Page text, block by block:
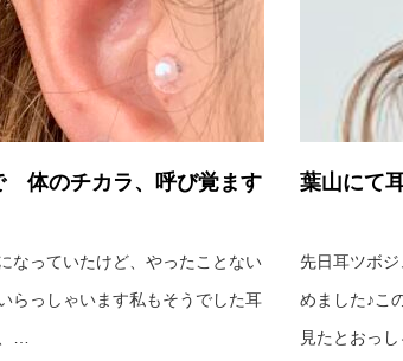
体のチカラ、呼び覚ます
なっていたけど、やったことない
らっしゃいます私もそうでした耳
…
葉山にて
先日耳ツボ
めました♪こ
見たとおっ